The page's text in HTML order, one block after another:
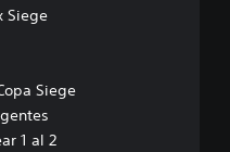
Siege
Siege
1 al 2